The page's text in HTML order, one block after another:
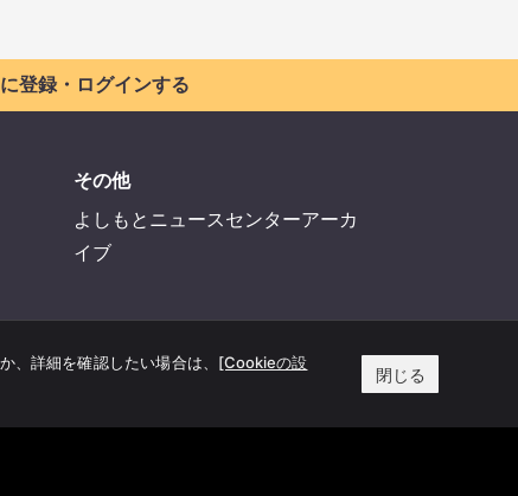
登録・ログインする
その他
よしもとニュースセンターアーカ
イブ
詳細を確認したい場合は、 [Cookieの設
閉じる